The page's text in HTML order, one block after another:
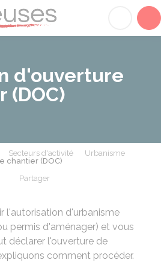
d'ouverture
(DOC)
Secteurs d'activité
Urbanisme
chantier (DOC)
Partager
l'autorisation d'urbanisme
permis d'aménager) et vous
déclarer l'ouverture de
comment procéder.